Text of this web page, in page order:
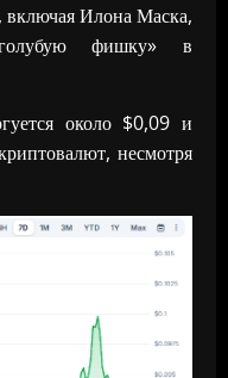
Илона Маска,
фишку» в
около $0,09 и
несмотря